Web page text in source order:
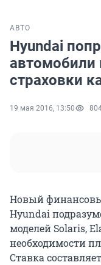
АВТО
Hyundai
автомобили
страховки
19 мая 2016, 13:50
Новый
Hyundai
моделей Solaris,
необходимости
Ставка